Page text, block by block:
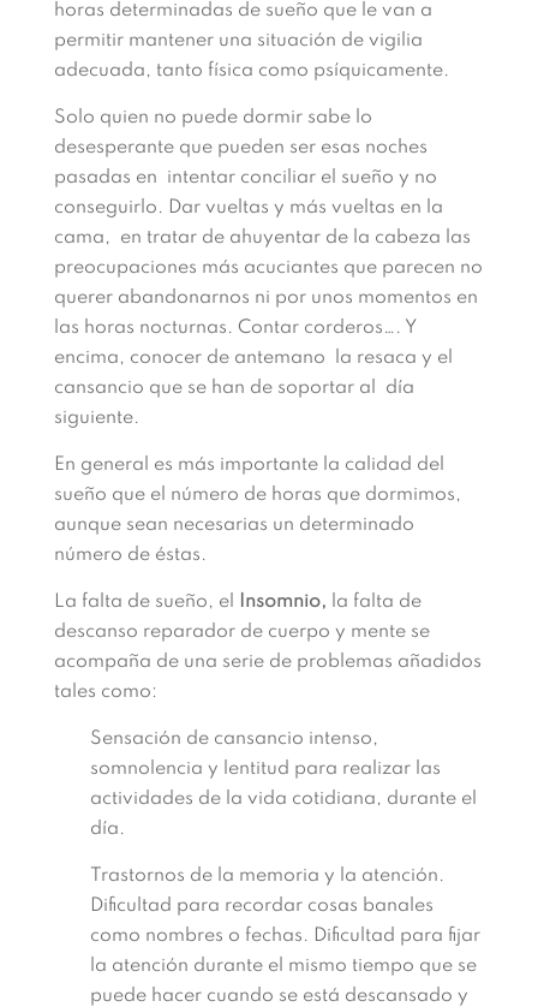
horas determinadas de sueño que le van a
permitir mantener una situación de vigilia
adecuada, tanto física como psíquicamente.
Solo quien no puede dormir sabe lo
desesperante que pueden ser esas noches
pasadas en intentar conciliar el sueño y no
conseguirlo. Dar vueltas y más vueltas en la
cama, en tratar de ahuyentar de la cabeza las
preocupaciones más acuciantes que parecen no
querer abandonarnos ni por unos momentos en
las horas nocturnas. Contar corderos…. Y
encima, conocer de antemano la resaca y el
cansancio que se han de soportar al día
siguiente.
En general es más importante la calidad del
sueño que el número de horas que dormimos,
aunque sean necesarias un determinado
número de éstas.
La falta de sueño, el Insomnio, la falta de
descanso reparador de cuerpo y mente se
acompaña de una serie de problemas añadidos
tales como:
Sensación de cansancio intenso,
somnolencia y lentitud para realizar las
actividades de la vida cotidiana, durante el
día.
Trastornos de la memoria y la atención.
Dificultad para recordar cosas banales
como nombres o fechas. Dificultad para fijar
la atención durante el mismo tiempo que se
puede hacer cuando se está descansado y